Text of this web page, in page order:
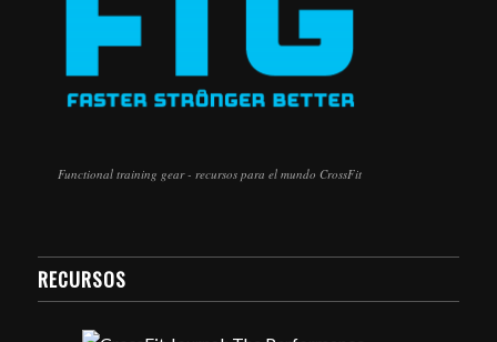
Functional training gear - recursos para el mundo CrossFit
RECURSOS